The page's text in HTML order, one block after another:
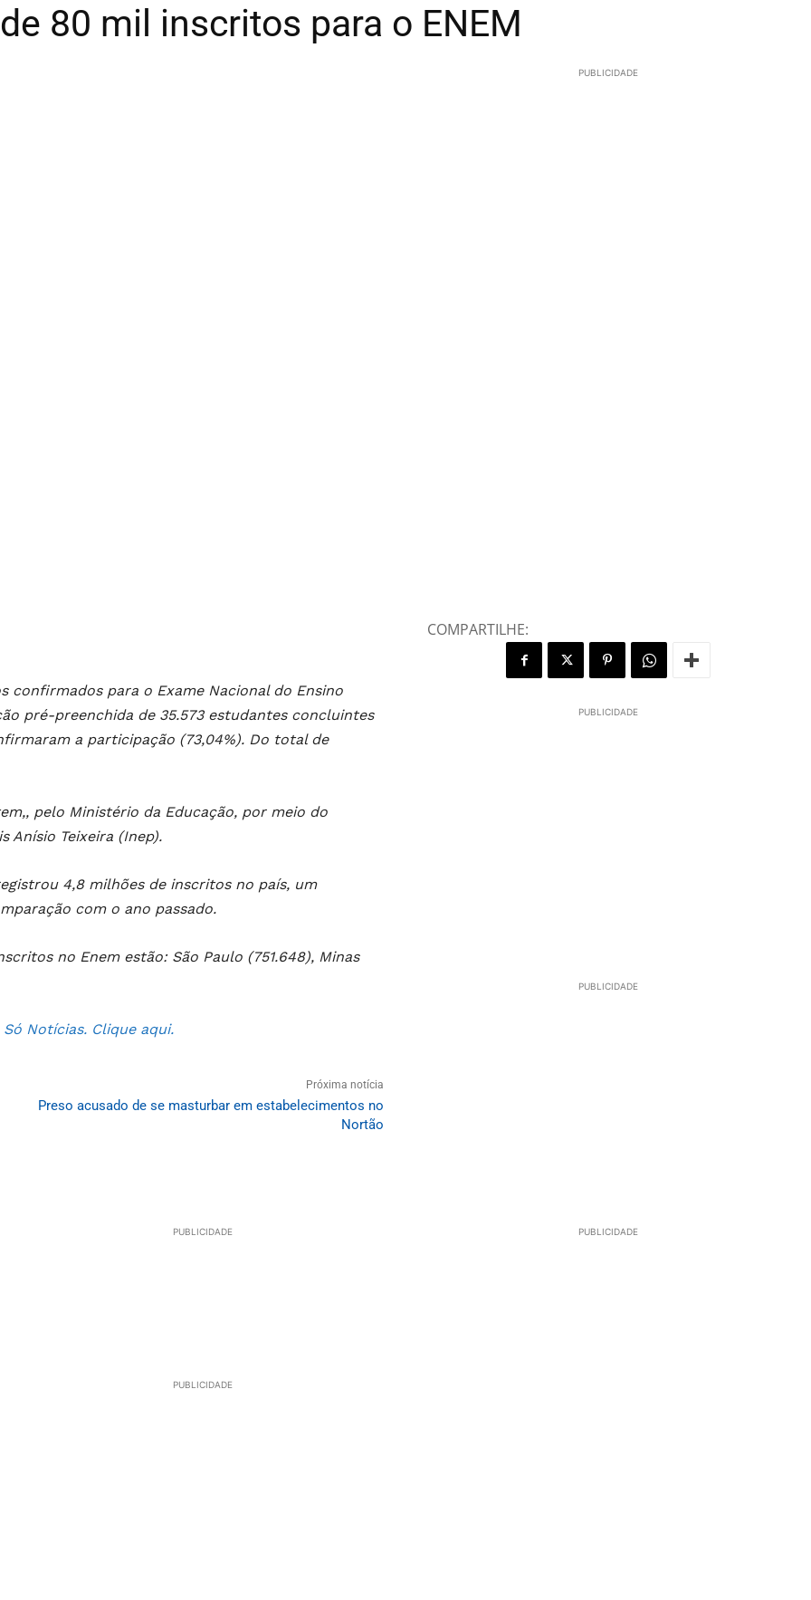
80 mil inscritos para o ENEM
PUBLICIDADE
para o Exame Nacional do Ensino
pré-preenchida de 35.573 estudantes concluintes
a participação (73,04%). Do total de
pelo Ministério da Educação, por meio do
Anísio Teixeira (Inep).
4,8 milhões de inscritos no país, um
com o ano passado.
no Enem estão: São Paulo (751.648), Minas
Notícias. Clique aqui.
Próxima notícia
Preso acusado de se masturbar em estabelecimentos no
Nortão
COMPARTILHE:
PUBLICIDADE
PUBLICIDADE
PUBLICIDADE PUBLICIDADE
PUBLICIDADE